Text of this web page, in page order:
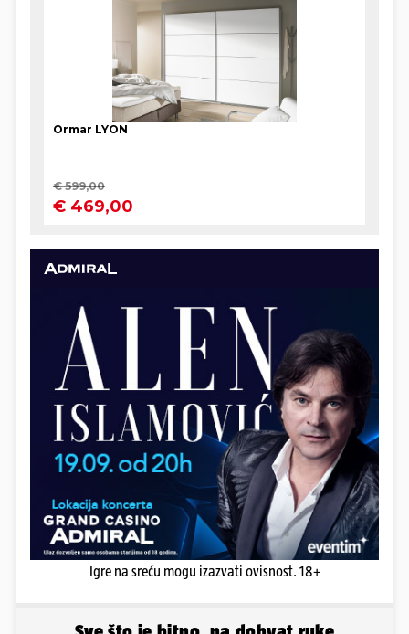
Igre na sreću mogu izazvati ovisnost. 18+